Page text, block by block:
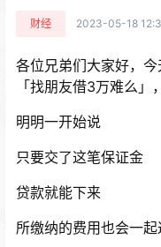
财经 2023-05-18
各位兄弟们大家好，
「找朋友借3万难么」
明明一开始说
只要交了这笔保证金
贷款就能下来
所缴纳的费用也会一起